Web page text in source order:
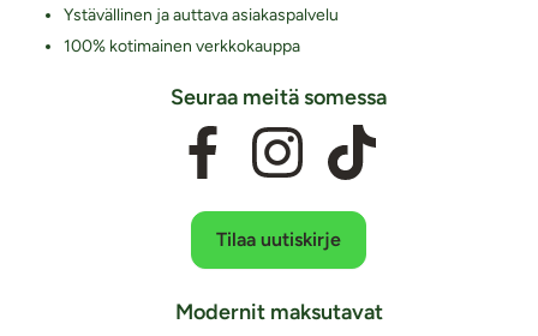
Ystävällinen ja auttava asiakaspalvelu
100% kotimainen verkkokauppa
Seuraa meitä somessa
Tilaa uutiskirje
Modernit maksutavat